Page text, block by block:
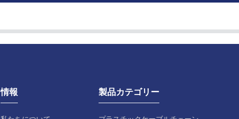
情報 製品カテゴリー